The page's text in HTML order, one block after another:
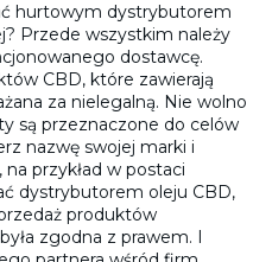
hurtowym dystrybutorem
Przede wszystkim należy
dostawcę.
CBD, które zawierają
za nielegalną. Nie wolno
są przeznaczone do celów
nazwę swojej marki i
przykład w postaci
dystrybutorem oleju CBD,
produktów
zgodna z prawem. I